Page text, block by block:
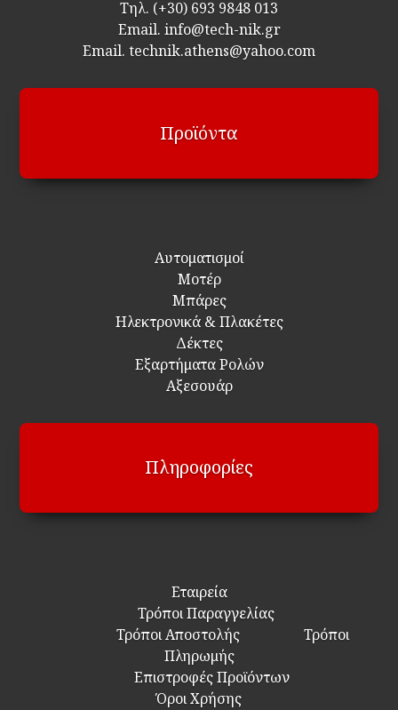
Τηλ. (+30) 693 9848 013
Email. info@tech-nik.gr
Email. technik.athens@yahoo.com
Προϊόντα
Αυτοματισμοί
Μοτέρ
Μπάρες
Ηλεκτρονικά & Πλακέτες
Δέκτες
Εξαρτήματα Ρολών
Αξεσουάρ
Πληροφορίες
Εταιρεία
Τρόποι Παραγγελίας
Τρόποι Αποστολής
Τρόποι
Πληρωμής
Επιστροφές Προϊόντων
Όροι Χρήσης